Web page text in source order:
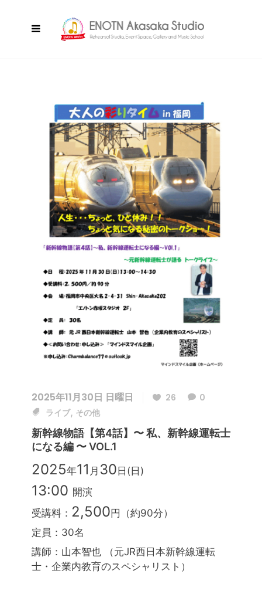
2025年11月30日 日曜日 26
0
ライブ, その他
新幹線物語【第4話】〜 私、新幹線運転士
になる編 〜 VOL.1
2025年11 月 30 日(日)
13:00 開演
受講料： 2,500 円（約90分）
定員：30名
講師：山本智也 （元JR西日本新幹線運転
士・企業内教育のスペシャリスト）